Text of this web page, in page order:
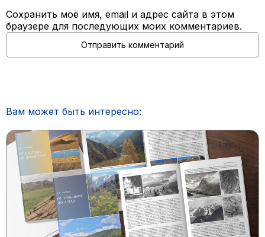
Сохранить моё имя, email и адрес сайта в этом
браузере для последующих моих комментариев.
Вам может быть интересно: